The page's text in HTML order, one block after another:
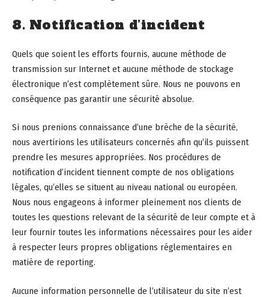
8. Notification d’incident
Quels que soient les efforts fournis, aucune méthode de
transmission sur Internet et aucune méthode de stockage
électronique n’est complètement sûre. Nous ne pouvons en
conséquence pas garantir une sécurité absolue.
Si nous prenions connaissance d’une brèche de la sécurité,
nous avertirions les utilisateurs concernés afin qu’ils puissent
prendre les mesures appropriées. Nos procédures de
notification d’incident tiennent compte de nos obligations
légales, qu’elles se situent au niveau national ou européen.
Nous nous engageons à informer pleinement nos clients de
toutes les questions relevant de la sécurité de leur compte et à
leur fournir toutes les informations nécessaires pour les aider
à respecter leurs propres obligations réglementaires en
matière de reporting.
Aucune information personnelle de l’utilisateur du site n’est